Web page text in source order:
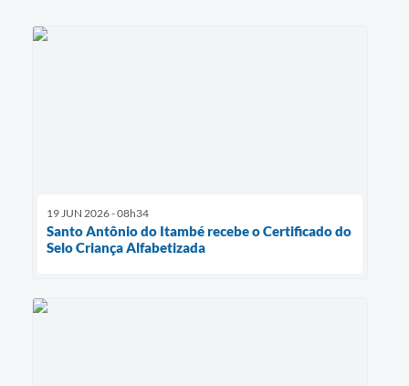
19 JUN 2026 - 08h34
Santo Antônio do Itambé recebe o Certificado do
Selo Criança Alfabetizada